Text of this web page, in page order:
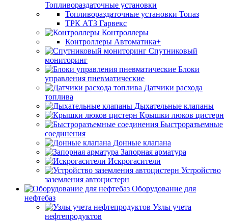
Топливораздаточные установки
Топливораздаточные установки Топаз
ТРК АТЗ Гарвекс
Контроллеры
Контроллеры Автоматика+
Спутниковый
мониторинг
Блоки
управления пневматические
Датчики расхода
топлива
Дыхательные клапаны
Крышки люков цистерн
Быстроразъемные
соединения
Донные клапана
Запорная арматура
Искрогасители
Устройство
заземления автоцистерн
Оборудование для
нефтебаз
Узлы учета
нефтепродуктов